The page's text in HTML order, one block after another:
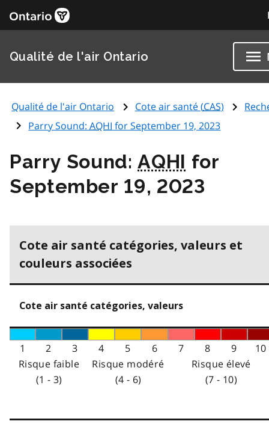
Qualité de l'air Ontario
Qualité de l'air Ontario Cote air santé (CAS)
Parry Sound:AQHI for September 19, 2023
Parry Sound:AQHI for
September 19, 2023
Cote air santé catégories, valeurs et
couleurs associées
Cote air santé catégories, valeurs
1 2 3 4 5 6 7 8 9
10
Risque faible
(1 - 3)
Risque modéré
(4 - 6)
Risque élevé
(7 - 10)